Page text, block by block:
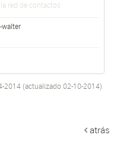
red de contactos
walter
2014 (actualizado 02-10-2014)
atrás